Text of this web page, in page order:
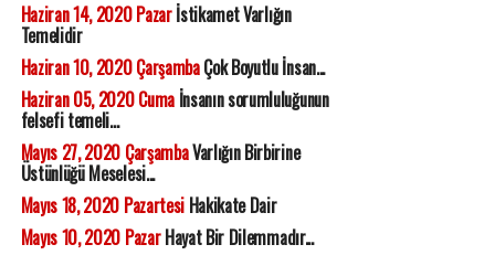
Haziran 14, 2020 Pazarİstikamet Varlığın
Temelidir
Haziran 10, 2020 ÇarşambaÇok Boyutlu İnsan...
Haziran 05, 2020 Cumaİnsanın sorumluluğunun
felsefi temeli...
Mayıs 27, 2020 ÇarşambaVarlığın Birbirine
Üstünlüğü Meselesi...
Mayıs 18, 2020 PazartesiHakikate Dair
Mayıs 10, 2020 PazarHayat Bir Dilemmadır...